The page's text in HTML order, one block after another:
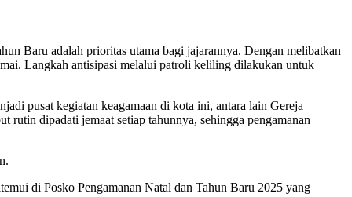
Baru adalah prioritas utama bagi jajarannya. Dengan melibatkan
Langkah antisipasi melalui patroli keliling dilakukan untuk
pusat kegiatan keagamaan di kota ini, antara lain Gereja
dipadati jemaat setiap tahunnya, sehingga pengamanan
di Posko Pengamanan Natal dan Tahun Baru 2025 yang